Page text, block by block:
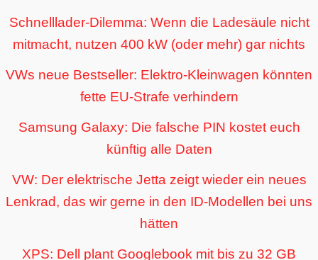
Schnelllader-Dilemma: Wenn die Ladesäule nicht
mitmacht, nutzen 400 kW (oder mehr) gar nichts
VWs neue Bestseller: Elektro-Kleinwagen könnten
fette EU-Strafe verhindern
Samsung Galaxy: Die falsche PIN kostet euch
künftig alle Daten
VW: Der elektrische Jetta zeigt wieder ein neues
Lenkrad, das wir gerne in den ID-Modellen bei uns
hätten
XPS: Dell plant Googlebook mit bis zu 32 GB